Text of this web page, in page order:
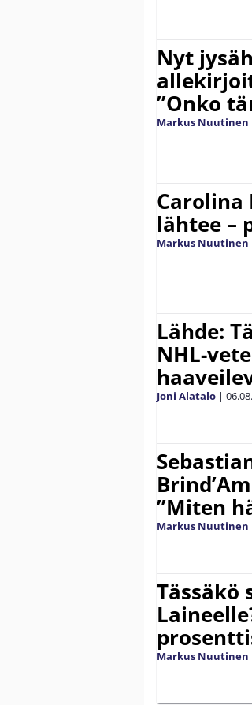
Nyt
”Onko
Markus Nuutinen
Carolina
lähtee –
Markus Nuutinen
Lähde:
NHL-
Joni Alatalo |
”Miten
Markus Nuutinen
Tässäkö
Markus Nuutinen